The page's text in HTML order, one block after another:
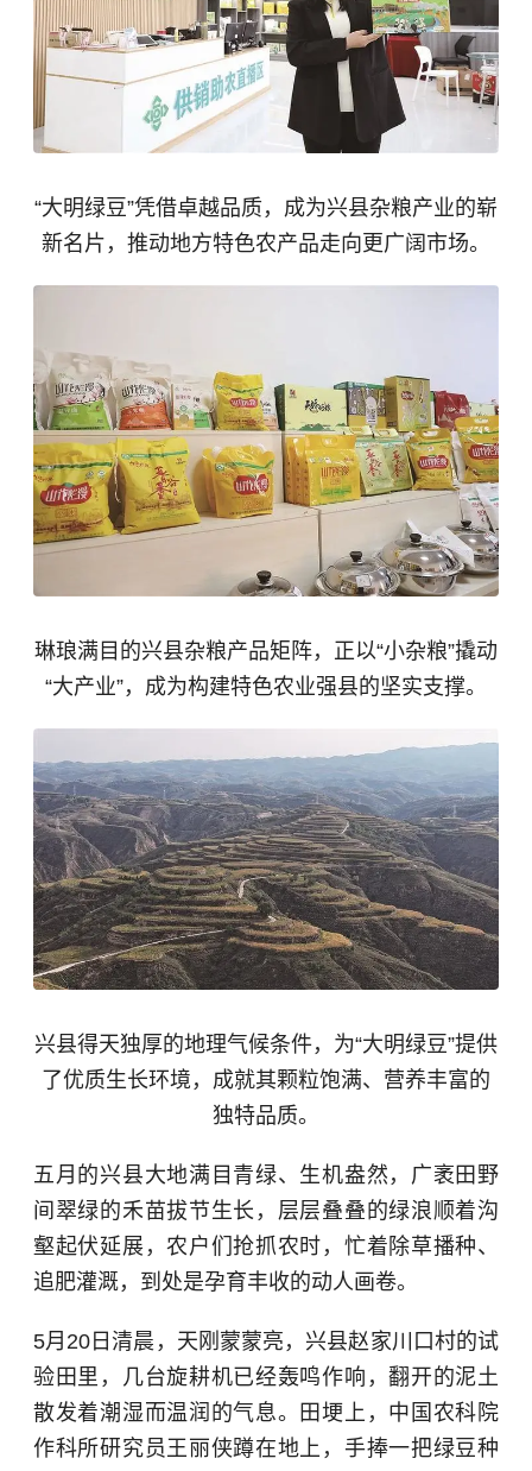
“大明绿豆”凭借卓越品质，成为兴县杂粮产业的崭
新名片，推动地方特色农产品走向更广阔市场。
琳琅满目的兴县杂粮产品矩阵，正以“小杂粮”撬动
“大产业”，成为构建特色农业强县的坚实支撑。
兴县得天独厚的地理气候条件，为“大明绿豆”提供
了优质生长环境，成就其颗粒饱满、营养丰富的
独特品质。
五月的兴县大地满目青绿、生机盎然，广袤田野
间翠绿的禾苗拔节生长，层层叠叠的绿浪顺着沟
壑起伏延展，农户们抢抓农时，忙着除草播种、
追肥灌溉，到处是孕育丰收的动人画卷。
5月20日清晨，天刚蒙蒙亮，兴县赵家川口村的试
验田里，几台旋耕机已经轰鸣作响，翻开的泥土
散发着潮湿而温润的气息。田埂上，中国农科院
作科所研究员王丽侠蹲在地上，手捧一把绿豆种